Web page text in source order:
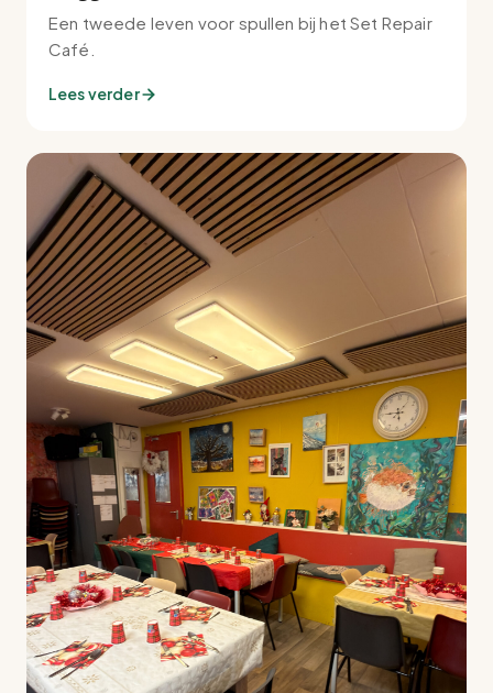
Een tweede leven voor spullen bij het Set Repair
Café.
Lees verder